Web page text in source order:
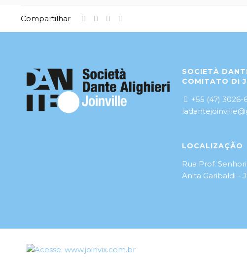
Compartilhar
SOCIETÀ
COMITATO DI
+55 (47) 3026-
LOCALIZAÇÃO
Rua Prof.
Anita Garibaldi -